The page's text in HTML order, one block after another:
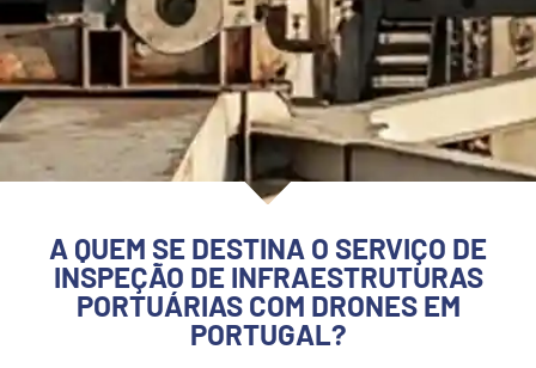
A QUEM SE DESTINA O SERVIÇO DE
INSPEÇÃO DE INFRAESTRUTURAS
PORTUÁRIAS COM DRONES EM
PORTUGAL?